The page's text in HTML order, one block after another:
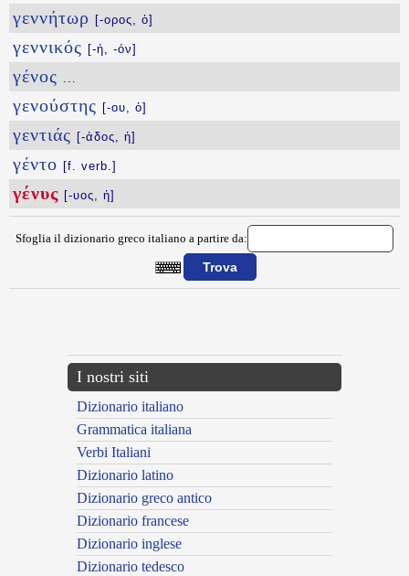
γεννήτωρ [-ορος, ὁ]
γεννικός [-ή, -όν]
γένος ...
γενούστης [-ου, ὁ]
γεντιάς [-άδος, ἡ]
γέντο [f. verb.]
γένυς [-υος, ἡ]
Sfoglia il dizionario greco italiano a partire da:
I nostri siti
Dizionario italiano
Grammatica italiana
Verbi Italiani
Dizionario latino
Dizionario greco antico
Dizionario francese
Dizionario inglese
Dizionario tedesco